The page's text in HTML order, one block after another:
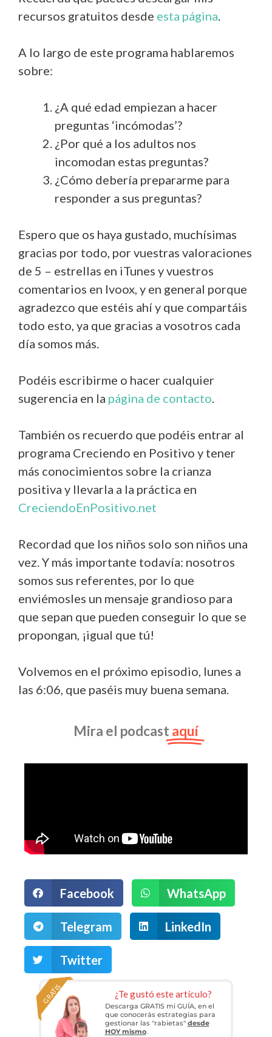
recursos gratuitos desde esta página.
A lo largo de este programa hablaremos
sobre:
¿A qué edad empiezan a hacer
preguntas ‘incómodas’?
¿Por qué a los adultos nos
incomodan estas preguntas?
¿Cómo debería prepararme para
responder a sus preguntas?
Espero que os haya gustado, muchísimas
gracias por todo, por vuestras valoraciones
de 5 – estrellas en iTunes y vuestros
comentarios en Ivoox, y en general porque
agradezco que estéis ahí y que compartáis
todo esto, ya que gracias a vosotros cada
día somos más.
Podéis escribirme o hacer cualquier
sugerencia en la página de contacto.
También os recuerdo que podéis entrar al
programa Creciendo en Positivo y tener
más conocimientos sobre la crianza
positiva y llevarla a la práctica en
CreciendoEnPositivo.net
Recordad que los niños solo son niños una
vez. Y más importante todavía: nosotros
somos sus referentes, por lo que
enviémosles un mensaje grandioso para
que sepan que pueden conseguir lo que se
propongan, ¡igual que tú!
Volvemos en el próximo episodio, lunes a
las 6:06, que paséis muy buena semana.
Mira el podcast aquí
Facebook WhatsApp
Telegram LinkedIn
Twitter
¿Te gustó este artículo?
GRATIS
Descarga GRATIS mi GUÍA, en el
que conocerás estrategias para
gestionar las "rabietas" desde
HOY mismo.